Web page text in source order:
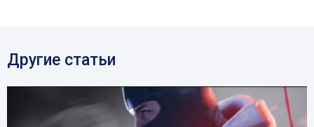
Другие статьи